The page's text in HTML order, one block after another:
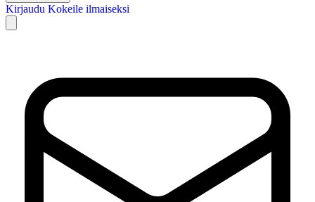
Kirjaudu Kokeile ilmaiseksi